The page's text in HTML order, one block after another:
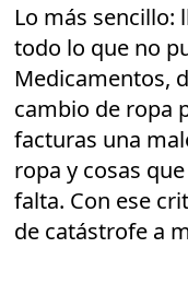
Lo más sencillo:
todo lo que no
Medicamentos,
cambio de ropa
facturas una
ropa y cosas
falta. Con ese
de catástrofe a